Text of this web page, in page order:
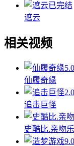
已完结
遮云
相关视频
5.0
仙履奇缘
2.0
追击巨怪
史酷比.亲吻
9.0